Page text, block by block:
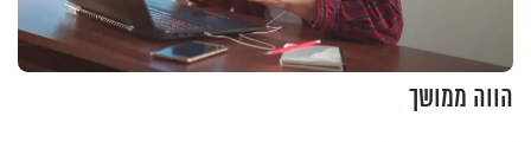
הווה ממושך